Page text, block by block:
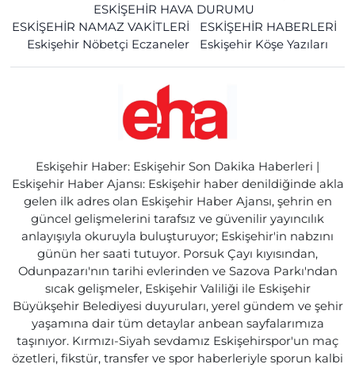
ESKİŞEHİR HAVA DURUMU
ESKİŞEHİR NAMAZ VAKİTLERİ
ESKİŞEHİR HABERLERİ
Eskişehir Nöbetçi Eczaneler
Eskişehir Köşe Yazıları
Eskişehir Haber: Eskişehir Son Dakika Haberleri |
Eskişehir Haber Ajansı: Eskişehir haber denildiğinde akla
gelen ilk adres olan Eskişehir Haber Ajansı, şehrin en
güncel gelişmelerini tarafsız ve güvenilir yayıncılık
anlayışıyla okuruyla buluşturuyor; Eskişehir'in nabzını
günün her saati tutuyor. Porsuk Çayı kıyısından,
Odunpazarı'nın tarihi evlerinden ve Sazova Parkı'ndan
sıcak gelişmeler, Eskişehir Valiliği ile Eskişehir
Büyükşehir Belediyesi duyuruları, yerel gündem ve şehir
yaşamına dair tüm detaylar anbean sayfalarımıza
taşınıyor. Kırmızı-Siyah sevdamız Eskişehirspor'un maç
özetleri, fikstür, transfer ve spor haberleriyle sporun kalbi